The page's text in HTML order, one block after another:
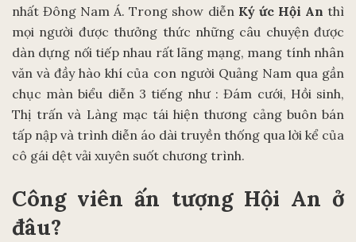
nhất Đông Nam Á. Trong show diễn Ký ức Hội An thì
mọi người được thưởng thức những câu chuyện được
dàn dựng nối tiếp nhau rất lãng mạng, mang tính nhân
văn và đầy hào khí của con người Quảng Nam qua gần
chục màn biểu diễn 3 tiếng như : Đám cưới, Hồi sinh,
Thị trấn và Làng mạc tái hiện thương cảng buôn bán
tấp nập và trình diễn áo dài truyền thống qua lời kể của
cô gái dệt vải xuyên suốt chương trình.
Công viên ấn tượng Hội An ở
đâu?